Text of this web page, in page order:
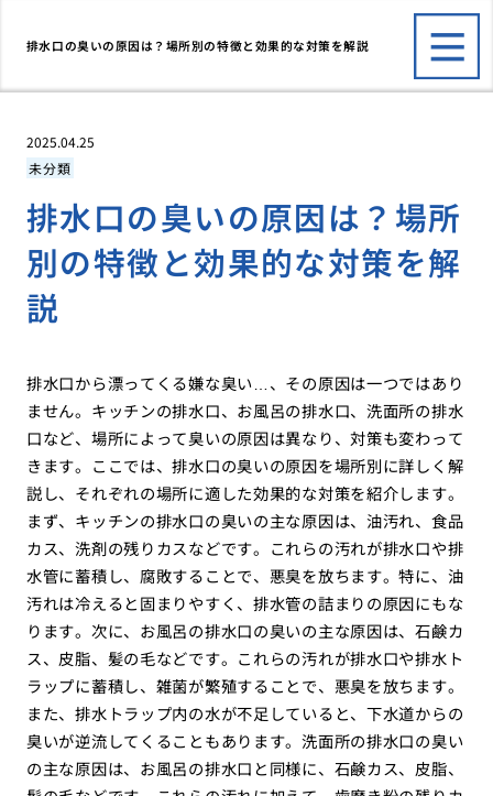
排水口の臭いの原因は？場所別の特徴と効果的な対策を解説
2025.04.25
未分類
排水口の臭いの原因は？場所
別の特徴と効果的な対策を解
説
排水口から漂ってくる嫌な臭い…、その原因は一つではあり
ません。キッチンの排水口、お風呂の排水口、洗面所の排水
口など、場所によって臭いの原因は異なり、対策も変わって
きます。ここでは、排水口の臭いの原因を場所別に詳しく解
説し、それぞれの場所に適した効果的な対策を紹介します。
まず、キッチンの排水口の臭いの主な原因は、油汚れ、食品
カス、洗剤の残りカスなどです。これらの汚れが排水口や排
水管に蓄積し、腐敗することで、悪臭を放ちます。特に、油
汚れは冷えると固まりやすく、排水管の詰まりの原因にもな
ります。次に、お風呂の排水口の臭いの主な原因は、石鹸カ
ス、皮脂、髪の毛などです。これらの汚れが排水口や排水ト
ラップに蓄積し、雑菌が繁殖することで、悪臭を放ちます。
また、排水トラップ内の水が不足していると、下水道からの
臭いが逆流してくることもあります。洗面所の排水口の臭い
の主な原因は、お風呂の排水口と同様に、石鹸カス、皮脂、